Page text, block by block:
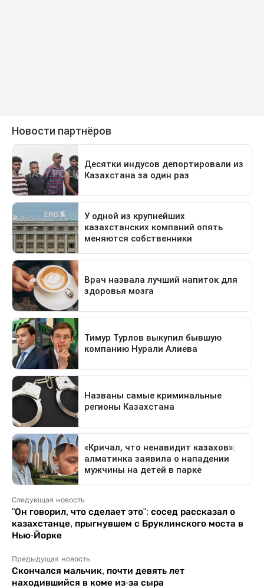
Следующая новость
"Он говорил, что сделает это": сосед рассказал о
казахстанце, прыгнувшем с Бруклинского моста в
Нью-Йорке
Предыдущая новость
Скончался мальчик, почти девять лет
находившийся в коме из-за сыра